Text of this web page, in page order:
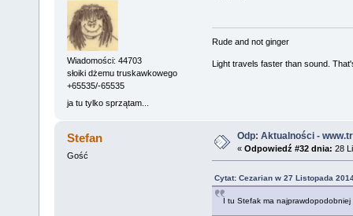
Wiadomości: 44703
słoiki dżemu truskawkowego
+65535/-65535
ja tu tylko sprzątam...
Rude and not ginger
Light travels faster than sound.
Stefan
Gość
Odp: Aktualności -
« Odpowiedź #32 dnia: 28
Cytat: Cezarian w 27 Listopada
I tu Stefak ma najprawdopodobniej